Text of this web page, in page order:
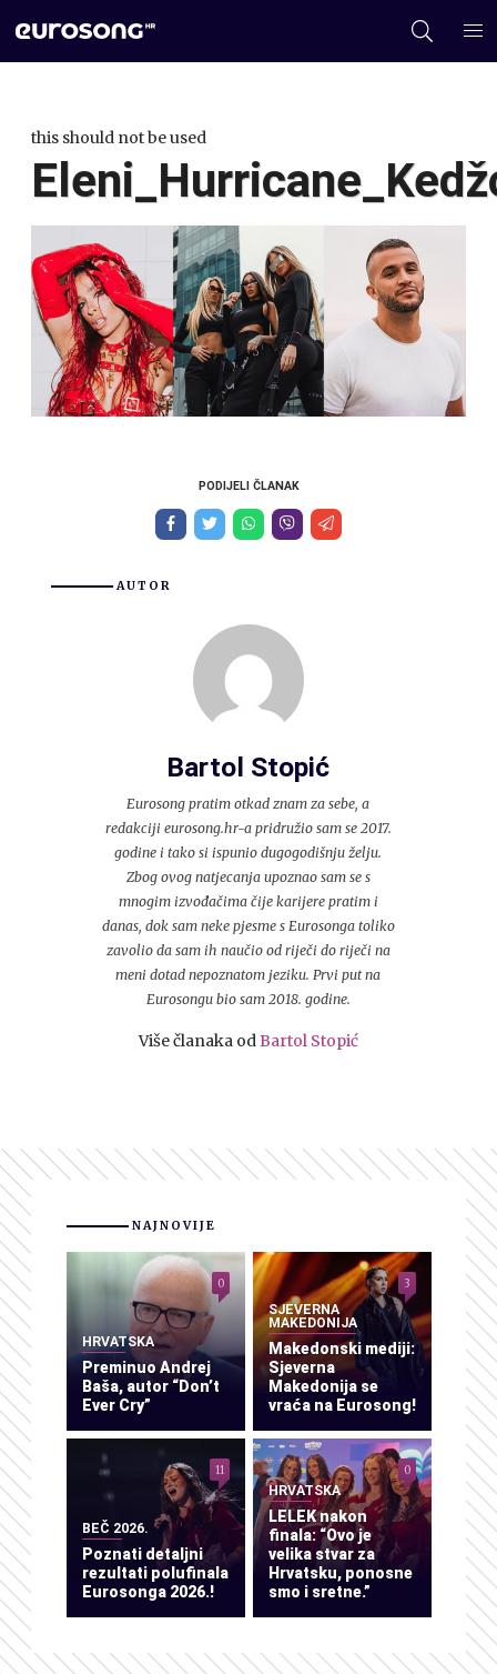
this should not be used
PODIJELI ČLANAK
AUTOR
Bartol Stopić
Eurosong pratim otkad znam za sebe, a
redakciji eurosong.hr-a pridružio sam se 2017.
godine i tako si ispunio dugogodišnju želju.
Zbog ovog natjecanja upoznao sam se s
mnogim izvođačima čije karijere pratim i
danas, dok sam neke pjesme s Eurosonga toliko
zavolio da sam ih naučio od riječi do riječi na
meni dotad nepoznatom jeziku. Prvi put na
Eurosongu bio sam 2018. godine.
Više članaka od Bartol Stopić
NAJNOVIJE
HRVATSKA
Preminuo Andrej
Baša, autor “Don’t
Ever Cry”
0
SJEVERNA
MAKEDONIJA
Makedonski mediji:
Sjeverna
Makedonija se
vraća na Eurosong!
3
BEČ 2026.
Poznati detaljni
rezultati polufinala
Eurosonga 2026.!
11
HRVATSKA
LELEK nakon
finala: “Ovo je
velika stvar za
Hrvatsku, ponosne
smo i sretne.”
0